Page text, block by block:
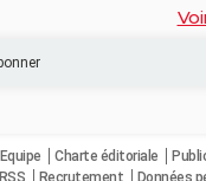
Equipe Charte éditoriale
RSS Recrutement Données